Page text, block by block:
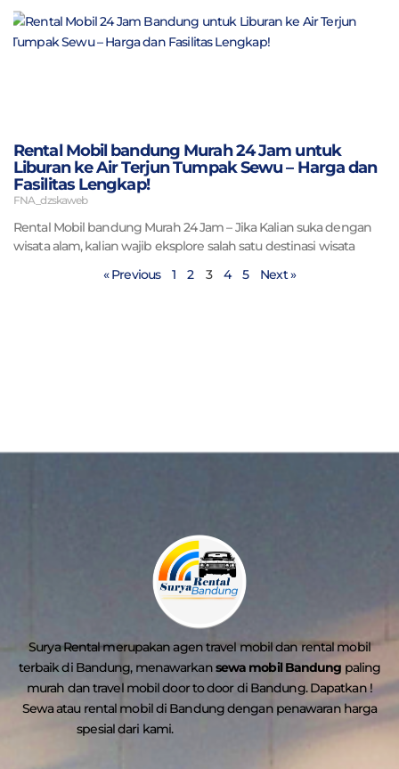
Rental Mobil bandung Murah 24 Jam untuk
Liburan ke Air Terjun Tumpak Sewu – Harga dan
Fasilitas Lengkap!
FNA_dzskaweb
Rental Mobil bandung Murah 24 Jam – Jika Kalian suka dengan
wisata alam, kalian wajib eksplore salah satu destinasi wisata
« Previous
1 2 3 4 5 Next »
Surya Rental merupakan agen travel mobil dan rental mobil
terbaik di Bandung, menawarkansewa mobil Bandung paling
murah dan travel mobil door to door di Bandung. Dapatkan !
Sewa atau rental mobil di Bandung dengan penawaran harga
spesial dari kami.